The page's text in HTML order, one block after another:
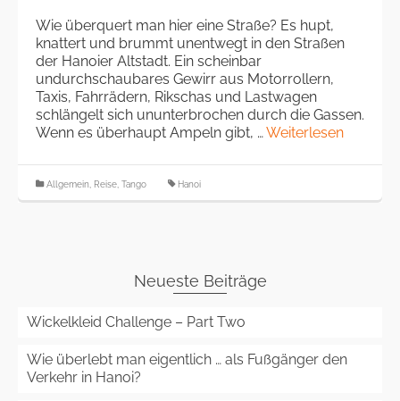
Wie überquert man hier eine Straße? Es hupt,
knattert und brummt unentwegt in den Straßen
der Hanoier Altstadt. Ein scheinbar
undurchschaubares Gewirr aus Motorrollern,
Taxis, Fahrrädern, Rikschas und Lastwagen
schlängelt sich ununterbrochen durch die Gassen.
Wenn es überhaupt Ampeln gibt, …Weiterlesen
Allgemein, Reise, Tango Hanoi
Neueste Beiträge
Wickelkleid Challenge – Part Two
Wie überlebt man eigentlich … als Fußgänger den
Verkehr in Hanoi?